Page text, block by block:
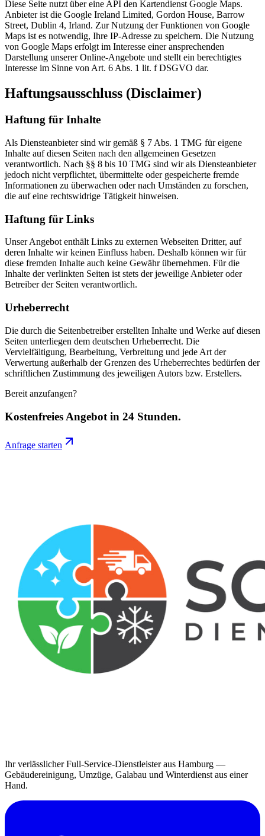
Diese Seite nutzt über eine API den Kartendienst Google Maps.
Anbieter ist die Google Ireland Limited, Gordon House, Barrow
Street, Dublin 4, Irland. Zur Nutzung der Funktionen von Google
Maps ist es notwendig, Ihre IP-Adresse zu speichern. Die Nutzung
von Google Maps erfolgt im Interesse einer ansprechenden
Darstellung unserer Online-Angebote und stellt ein berechtigtes
Interesse im Sinne von Art. 6 Abs. 1 lit. f DSGVO dar.
Haftungsausschluss (Disclaimer)
Haftung für Inhalte
Als Diensteanbieter sind wir gemäß § 7 Abs. 1 TMG für eigene
Inhalte auf diesen Seiten nach den allgemeinen Gesetzen
verantwortlich. Nach §§ 8 bis 10 TMG sind wir als Diensteanbieter
jedoch nicht verpflichtet, übermittelte oder gespeicherte fremde
Informationen zu überwachen oder nach Umständen zu forschen,
die auf eine rechtswidrige Tätigkeit hinweisen.
Haftung für Links
Unser Angebot enthält Links zu externen Webseiten Dritter, auf
deren Inhalte wir keinen Einfluss haben. Deshalb können wir für
diese fremden Inhalte auch keine Gewähr übernehmen. Für die
Inhalte der verlinkten Seiten ist stets der jeweilige Anbieter oder
Betreiber der Seiten verantwortlich.
Urheberrecht
Die durch die Seitenbetreiber erstellten Inhalte und Werke auf diesen
Seiten unterliegen dem deutschen Urheberrecht. Die
Vervielfältigung, Bearbeitung, Verbreitung und jede Art der
Verwertung außerhalb der Grenzen des Urheberrechtes bedürfen der
schriftlichen Zustimmung des jeweiligen Autors bzw. Erstellers.
Bereit anzufangen?
Kostenfreies Angebot in 24 Stunden.
Anfrage starten
Ihr verlässlicher Full-Service-Dienstleister aus Hamburg —
Gebäudereinigung, Umzüge, Galabau und Winterdienst aus einer
Hand.